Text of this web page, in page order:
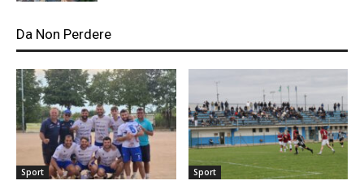
Da Non Perdere
Sport Sport